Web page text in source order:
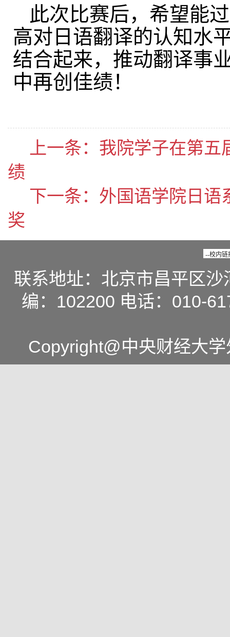
此次比赛后，希望能
高对日语翻译的认知水
结合起来，推动翻译事
中再创佳绩！
上一条： 我院学子在第五
绩
下一条： 外国语学院日语
奖
联系地址：北京市昌平区
编：102200 电话：010-
Copyright@中央财经大